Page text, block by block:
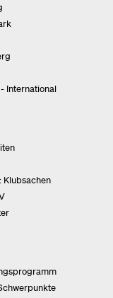
International
Klubsachen